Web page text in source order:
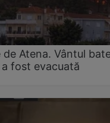
Atena. Vântul
fost evacuată